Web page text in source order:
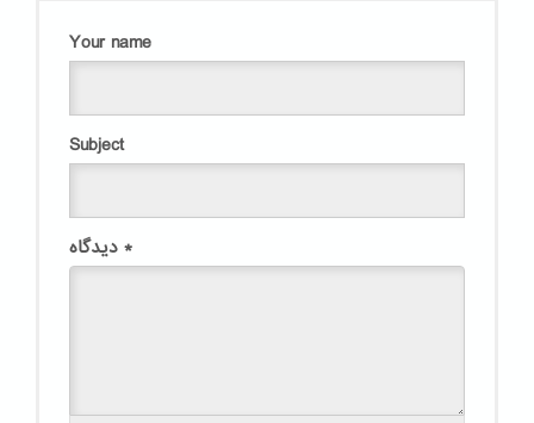
Your name
Subject
*